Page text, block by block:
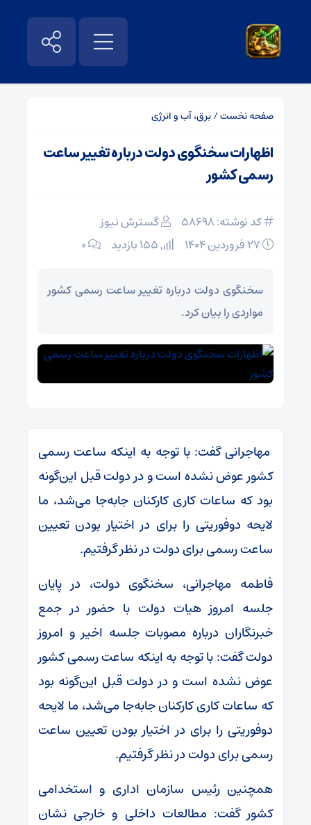
صفحه نخست/برق، آب و انرژی
اظهارات سخنگوی دولت درباره تغییر ساعت
رسمی کشور
کد نوشته: 58698
گسترش نیوز
۰
سخنگوی دولت درباره تغییر ساعت رسمی کشور
مواردی را بیان کرد.
مهاجرانی گفت: با توجه به اینکه ساعت رسمی
کشور عوض نشده است و در دولت قبل این‌گونه
بود که ساعات کاری کارکنان جابه‌جا می‌شد، ما
لایحه دوفوریتی را برای در اختیار بودن تعیین
ساعت رسمی برای دولت در نظر گرفتیم.
فاطمه مهاجرانی، سخنگوی دولت، در پایان
جلسه امروز هیات دولت با حضور در جمع
خبرنگاران درباره مصوبات جلسه اخیر و امروز
دولت گفت: با توجه به اینکه ساعت رسمی کشور
عوض نشده است و در دولت قبل این‌گونه بود
که ساعات کاری کارکنان جابه‌جا می‌شد، ما لایحه
دوفوریتی را برای در اختیار بودن تعیین ساعت
رسمی برای دولت در نظر گرفتیم.
همچنین رئیس سازمان اداری و استخدامی
کشور گفت: مطالعات داخلی و خارجی نشان